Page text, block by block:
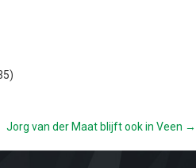
Jorg van der Maat blijft ook in Veen →